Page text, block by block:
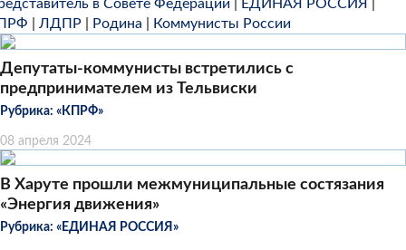
в Совете Федерации
ЕДИНАЯ РОССИЯ
ЛДПР Родина Коммунисты России
Депутаты-коммунисты встретились с
предпринимателем из Тельвиски
Рубрика: «КПРФ»
08 апреля 2024
В Харуте прошли межмуниципальные состязания
«Энергия движения»
Рубрика: «ЕДИНАЯ РОССИЯ»